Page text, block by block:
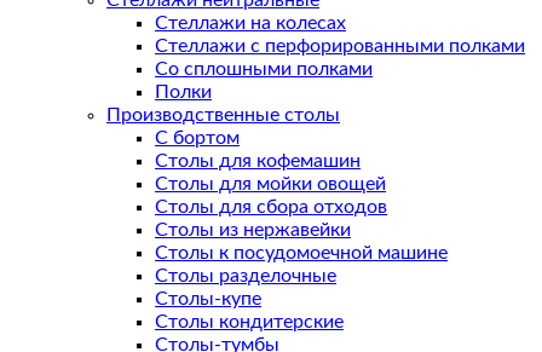
Стеллажи на колесах
Стеллажи с перфорированными полками
Со сплошными полками
Полки
Производственные столы
С бортом
Столы для кофемашин
Столы для мойки овощей
Столы для сбора отходов
Столы из нержавейки
Столы к посудомоечной машине
Столы разделочные
Столы-купе
Столы кондитерские
Столы-тумбы